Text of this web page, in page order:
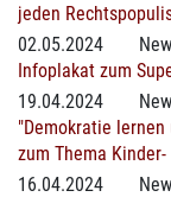
jeden
02.05.2024
Infoplakat zum
19.04.2024
"Demokratie
zum Thema
16.04.2024